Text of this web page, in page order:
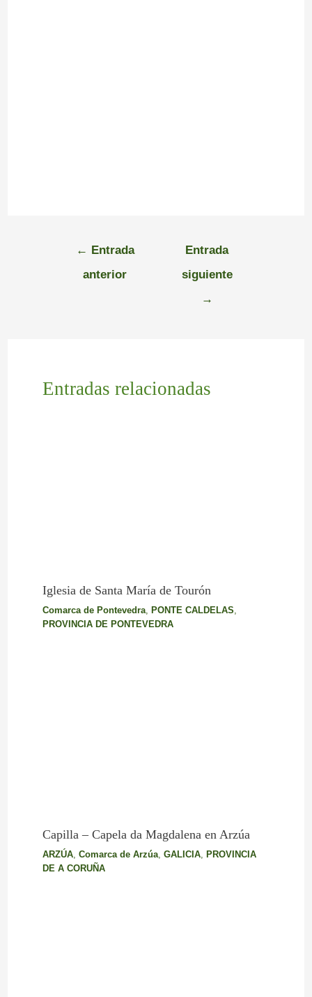
← Entrada
anterior
Entrada
siguiente
→
Entradas relacionadas
Iglesia de Santa María de Tourón
Comarca de Pontevedra, PONTE CALDELAS
PROVINCIA DE PONTEVEDRA
Capilla – Capela da Magdalena en Arzúa
ARZÚA, Comarca de Arzúa, GALICIA, PROVINCIA
DE A CORUÑA